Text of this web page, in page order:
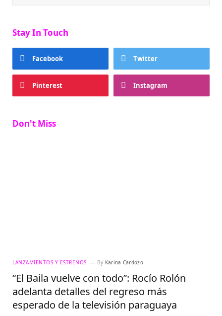
Stay In Touch
Facebook Twitter
Pinterest Instagram
Don't Miss
LANZAMIENTOS Y ESTRENOS By Karina Cardozo
“El Baila vuelve con todo”: Rocío Rolón
adelanta detalles del regreso más
esperado de la televisión paraguaya